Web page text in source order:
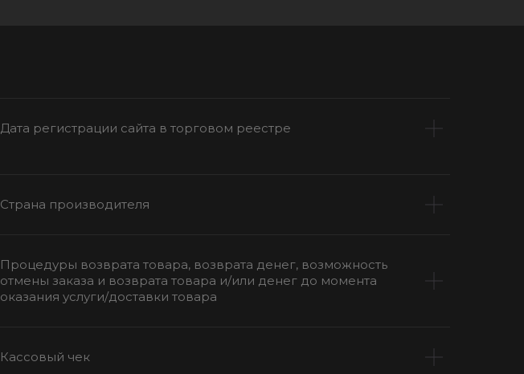
Дата регистрации сайта в торговом реестре
Страна производителя
Процедуры возврата товара, возврата денег, возможность
отмены заказа и возврата товара и/или денег до момента
оказания услуги/доставки товара
Кассовый чек